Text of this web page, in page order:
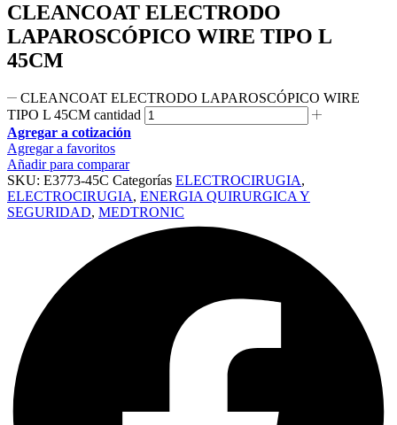
CLEANCOAT ELECTRODO
LAPAROSCÓPICO WIRE TIPO L
45CM
CLEANCOAT ELECTRODO LAPAROSCÓPICO WIRE
TIPO L 45CM cantidad
Agregar a cotización
Agregar a favoritos
Añadir para comparar
SKU: E3773-45C Categorías ELECTROCIRUGIA,
ELECTROCIRUGIA, ENERGIA QUIRURGICA Y
SEGURIDAD, MEDTRONIC